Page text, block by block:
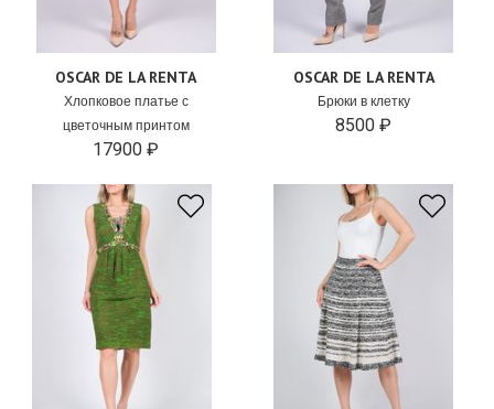
OSCAR DE LA RENTA
Хлопковое платье с
цветочным принтом
17900 ₽
OSCAR DE LA RENTA
Брюки в клетку
8500 ₽